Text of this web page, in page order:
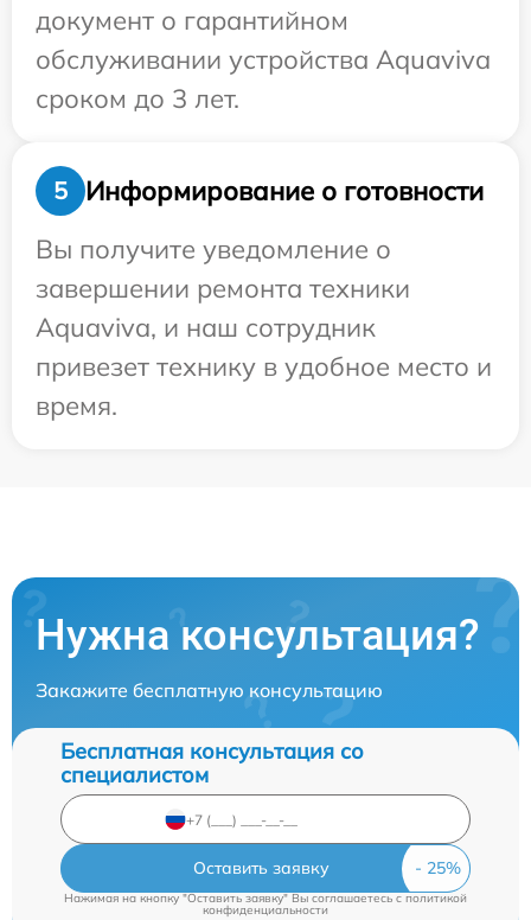
документ о гарантийном
обслуживании устройства Aquaviva
сроком до 3 лет.
5
Информирование о готовности
Вы получите уведомление о
завершении ремонта техники
Aquaviva, и наш сотрудник
привезет технику в удобное место и
время.
Нужна консультация?
Закажите бесплатную консультацию
Бесплатная консультация со
специалистом
Оставить заявку
Нажимая на кнопку "Оставить заявку" Вы соглашаетесь c политикой
конфиденциальности